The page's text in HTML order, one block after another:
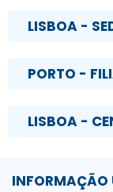
LISBOA -
PORTO -
LISBOA -
INFORMAÇÃO